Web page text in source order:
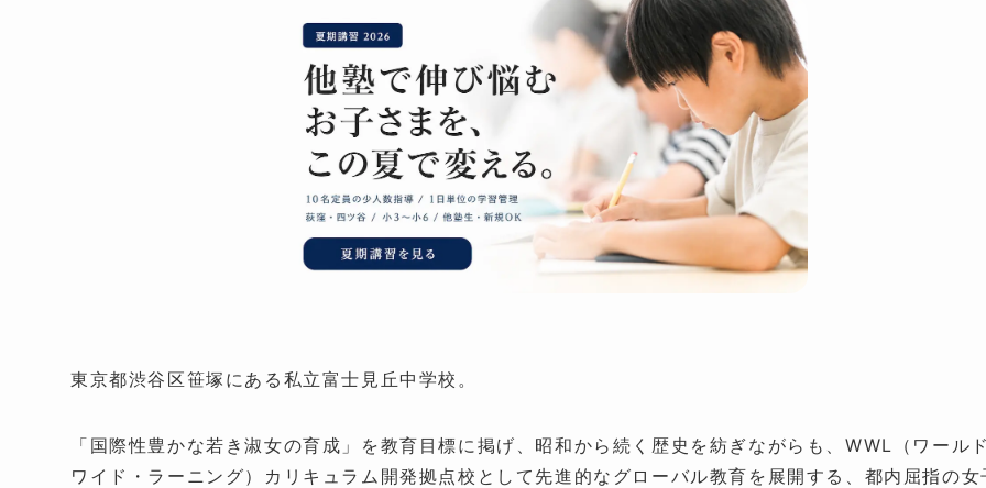
東京都渋谷区笹塚にある私立富士見丘中学校。
「国際性豊かな若き淑女の育成」を教育目標に掲げ、昭和から続く歴史を紡ぎながらも、WWL（ワール
ワイド・ラーニング）カリキュラム開発拠点校として先進的なグローバル教育を展開する、都内屈指の女